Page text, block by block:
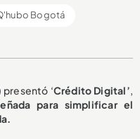
Bogotá
presentó ‘Crédito Digital’,
para simplificar el